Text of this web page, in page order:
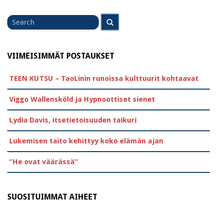
Search
for
VIIMEISIMMÄT POSTAUKSET
TEEN KUTSU – TaoLinin runoissa kulttuurit kohtaavat
Viggo Wallensköld ja Hypnoottiset sienet
Lydia Davis, itsetietoisuuden taikuri
Lukemisen taito kehittyy koko elämän ajan
”He ovat väärässä”
SUOSITUIMMAT AIHEET